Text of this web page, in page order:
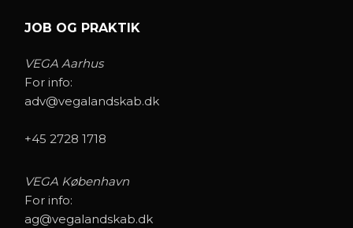
JOB OG PRAKTIK
VEGA Aarhus
For info:
adv@vegalandskab.dk
+45 2728 1718
VEGA København
For info:
ag@vegalandskab.dk